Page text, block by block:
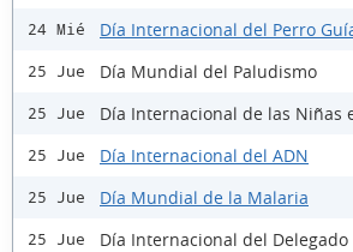
24 Mié Día Internacional del Perro
25 Jue Día Mundial del Paludismo
25 Jue Día Internacional de las Niñas
25 Jue Día Internacional del ADN
25 Jue Día Mundial de la Malaria
25 Jue Día Internacional del Delegado